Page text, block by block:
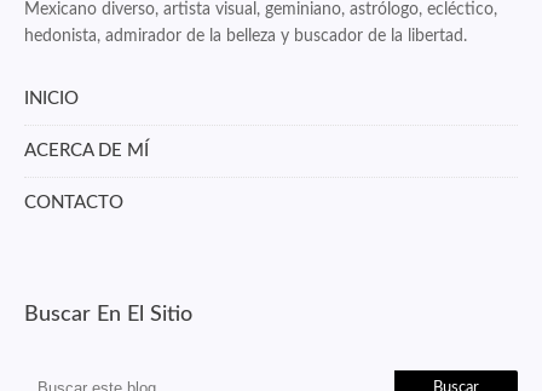
Mexicano diverso, artista visual, geminiano, astrólogo, ecléctico,
hedonista, admirador de la belleza y buscador de la libertad.
INICIO
ACERCA DE MÍ
CONTACTO
Buscar En El Sitio